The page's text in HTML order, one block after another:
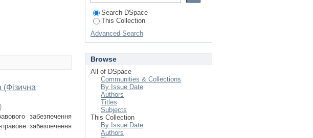
(Фізична
)
забезпечення
забезпечення
Search DSpace
This Collection
Advanced Search
Browse
All of DSpace
Communities & Collections
By Issue Date
Authors
Titles
Subjects
This Collection
By Issue Date
Authors